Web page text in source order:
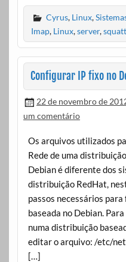
Cyrus, Linux,
Imap, Linux,server,
Configurar IP fixo no
22 de novembro de
um comentário
Os arquivos utilizados
Rede de uma
Debian é diferente dos
distribuição RedHat,
passos necessários
baseada no Debian.
numa distribuição
editar o arquivo: /etc/
[…]